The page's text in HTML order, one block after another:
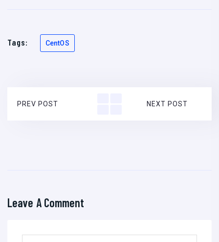
Tags: CentOS
PREV POST NEXT POST
Leave A Comment